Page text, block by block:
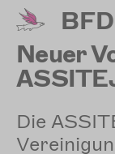
Direkt
zum
Inhalt
Neuer
Die